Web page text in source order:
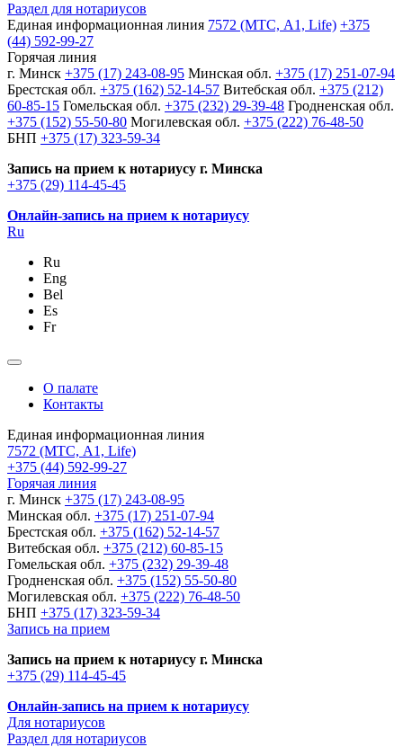
Раздел для нотариусов
Единая информационная линия 7572 (МТС, A1, Life) +375
(44) 592-99-27
Горячая линия
г. Минск +375 (17) 243-08-95 Минская обл. +375 (17) 251-07-94
Брестская обл. +375 (162) 52-14-57 Витебская обл. +375 (212)
60-85-15 Гомельская обл. +375 (232) 29-39-48 Гродненская обл.
+375 (152) 55-50-80 Могилевская обл. +375 (222) 76-48-50
БНП +375 (17) 323-59-34
Запись на прием к нотариусу г. Минска
+375 (29) 114-45-45
Онлайн-запись на прием к нотариусу
Ru
Ru
Eng
Bel
Es
Fr
О палате
Контакты
Единая информационная линия
7572 (МТС, A1, Life)
+375 (44) 592-99-27
Горячая линия
г. Минск +375 (17) 243-08-95
Минская обл. +375 (17) 251-07-94
Брестская обл. +375 (162) 52-14-57
Витебская обл. +375 (212) 60-85-15
Гомельская обл. +375 (232) 29-39-48
Гродненская обл. +375 (152) 55-50-80
Могилевская обл. +375 (222) 76-48-50
БНП +375 (17) 323-59-34
Запись на прием
Запись на прием к нотариусу г. Минска
+375 (29) 114-45-45
Онлайн-запись на прием к нотариусу
Для нотариусов
Раздел для нотариусов